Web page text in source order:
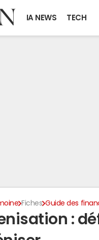
IA NEWS TECH
Fiches Guide des
: